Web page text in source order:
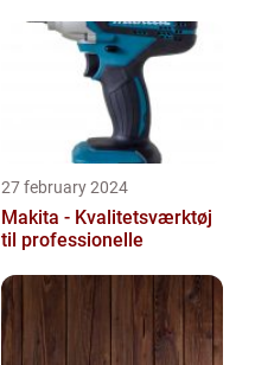
27 february 2024
Makita - Kvalitetsværktøj
til professionelle